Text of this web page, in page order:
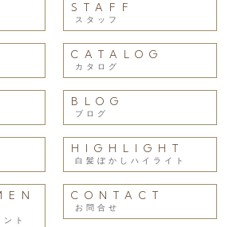
STAFF
スタッフ
CATALOG
カタログ
BLOG
ブログ
HIGHLIGHT
白髪ぼかしハイライト
ト
CONTACT
お問合せ